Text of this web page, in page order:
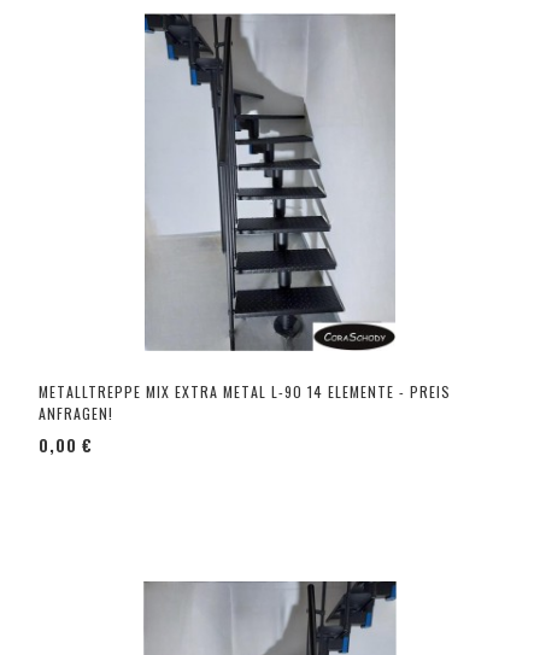
METALLTREPPE MIX EXTRA METAL L-90 14 ELEMENTE - PREIS
ANFRAGEN!
0,00 €